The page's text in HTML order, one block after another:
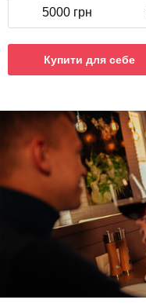
5000 грн
Купити для себе